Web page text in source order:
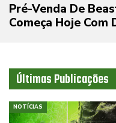
Pré-Venda De
Começa Hoje Com
Últimas Publicações
NOTÍCIAS